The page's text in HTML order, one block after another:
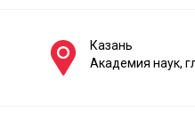
Казань
Академия наук,